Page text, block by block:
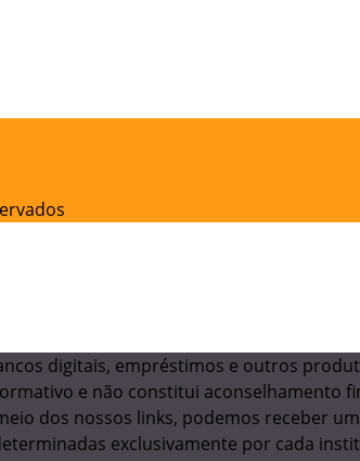
digitais, empréstimos e outros
e não constitui aconselhamento
dos nossos links, podemos receber
exclusivamente por cada